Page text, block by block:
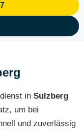
in Sulzberg
um bei
und zuverlässig